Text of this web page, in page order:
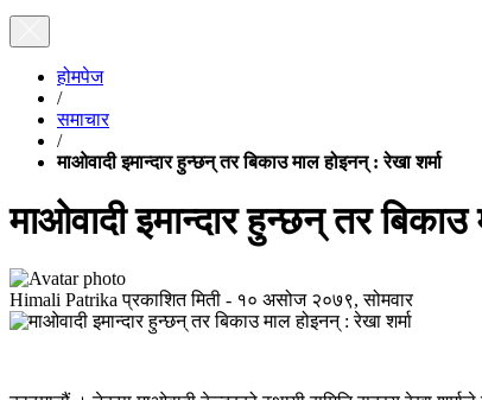
होमपेज
/
समाचार
/
माओवादी इमान्दार हुन्छन् तर बिकाउ माल होइनन् : रेखा शर्मा
माओवादी इमान्दार हुन्छन् तर
Himali Patrika प्रकाशित मिती - १० असोज २०७९, सोमवार